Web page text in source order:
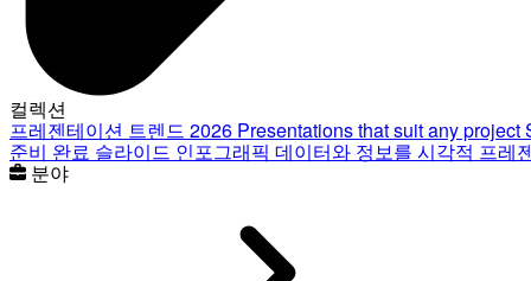
컬렉션
프레젠테이션 트렌드 2026 Presentations that suit any project
준비 완료 슬라이드 인포그래픽 데이터와 정보를 시각적 프레
분야